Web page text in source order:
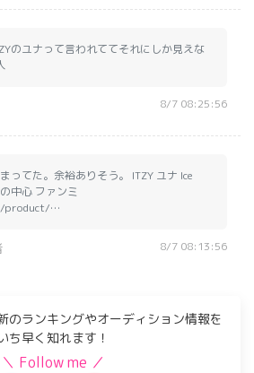
のユナって言われててそれにしか見えな
8/7 08:25:56
ってた。余裕ありそう。 ITZY ユナ Ice
中心 ファンミ
product/…
8/7 08:13:56
のランキングやオーディション情報を
ち早く知れます！
＼ Follow me ／